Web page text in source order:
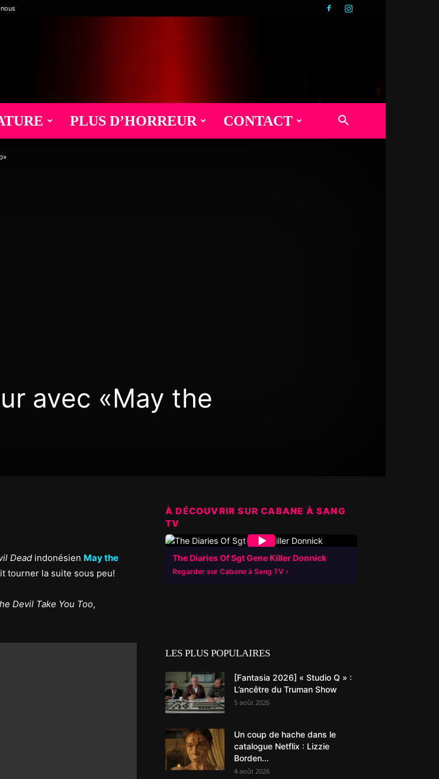
PLUS D’HORREUR CONTACT
avec «May the
Dead indonésien May the
tourner la suite sous peu!
Devil Take You Too,
À DÉCOUVRIR SUR CABANE À SANG
TV
▶
The Diaries Of Sgt Gene Killer Donnick
Regarder sur Cabane à Sang TV
LES PLUS POPULAIRES
[Fantasia 2026] « Studio Q » :
L’ancêtre du Truman Show
5 août 2026
Un coup de hache dans le
catalogue Netflix : Lizzie
Borden...
4 août 2026